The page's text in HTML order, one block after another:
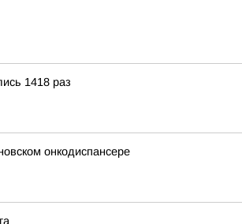
1418 раз
онкодиспансере